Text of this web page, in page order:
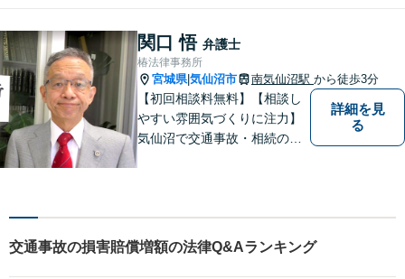
決ができるよう、サポートい
たします。ぜひ一度ご相談く
ださい。
関口 悟 弁護士
椿法律事務所
宮城県|気仙沼市 南気仙沼駅 から徒歩3分
【初回相談料無料】【相談し
やすい雰囲気づくりに注力】
気仙沼で交通事故・相続のこ
婚・刑事事件のご相談にも対
応します。【南気仙沼駅3分】
詳細を見
る
交通事故の損害賠償増額の法律Q&Aランキング